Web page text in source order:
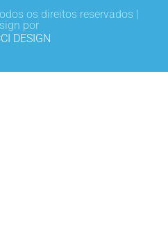
os direitos reservados |
por
DESIGN